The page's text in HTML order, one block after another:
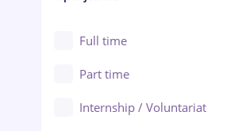
Arad
Baia Mare
Bârlad
Asigurări
Au pair / Babysitter / Curățenie
Audit / Consultanță
Auto / Echipamente
Full time
Part time
Internship / Voluntariat